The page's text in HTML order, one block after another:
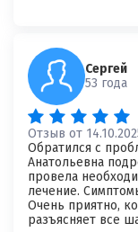
Сергей
53 года
Отзыв от
Обратился с
Анатольевна
провела
лечение.
Очень приятно,
разъясняет все